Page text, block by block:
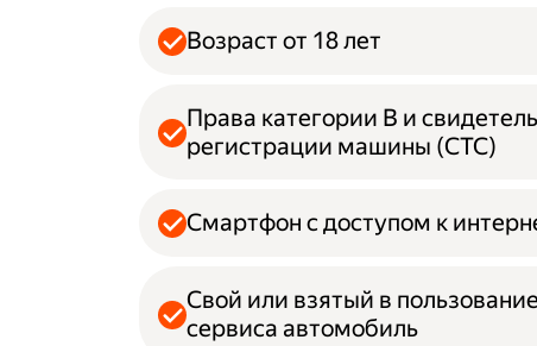
Возраст от 18 лет
Права категории B и
регистрации машины (СТС)
Смартфон с доступом к
Свой или взятый в
сервиса автомобиль